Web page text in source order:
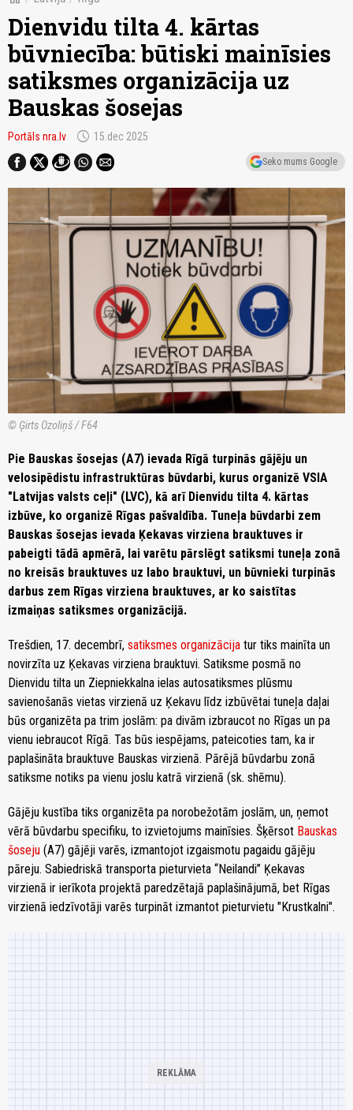
Dienvidu tilta 4. kārtas
būvniecība: būtiski mainīsies
satiksmes organizācija uz
Bauskas šosejas
Portāls nra.lv schedule 15.dec 2025
Seko mums Google
© Ģirts Ozoliņš / F64
Pie Bauskas šosejas (A7) ievada Rīgā turpinās gājēju un
velosipēdistu infrastruktūras būvdarbi, kurus organizē VSIA
"Latvijas valsts ceļi" (LVC), kā arī Dienvidu tilta 4. kārtas
izbūve, ko organizē Rīgas pašvaldība. Tuneļa būvdarbi zem
Bauskas šosejas ievada Ķekavas virziena brauktuves ir
pabeigti tādā apmērā, lai varētu pārslēgt satiksmi tuneļa zonā
no kreisās brauktuves uz labo brauktuvi, un būvnieki turpinās
darbus zem Rīgas virziena brauktuves, ar ko saistītas
izmaiņas satiksmes organizācijā.
Trešdien, 17. decembrī, satiksmes organizācija tur tiks mainīta un
novirzīta uz Ķekavas virziena brauktuvi. Satiksme posmā no
Dienvidu tilta un Ziepniekkalna ielas autosatiksmes plūsmu
savienošanās vietas virzienā uz Ķekavu līdz izbūvētai tuneļa daļai
būs organizēta pa trim joslām: pa divām izbraucot no Rīgas un pa
vienu iebraucot Rīgā. Tas būs iespējams, pateicoties tam, ka ir
paplašināta brauktuve Bauskas virzienā. Pārējā būvdarbu zonā
satiksme notiks pa vienu joslu katrā virzienā (sk. shēmu).
Gājēju kustība tiks organizēta pa norobežotām joslām, un, ņemot
vērā būvdarbu specifiku, to izvietojums mainīsies. Šķērsot Bauskas
šoseju (A7) gājēji varēs, izmantojot izgaismotu pagaidu gājēju
pāreju. Sabiedriskā transporta pieturvieta “Neilandi” Ķekavas
virzienā ir ierīkota projektā paredzētajā paplašinājumā, bet Rīgas
virzienā iedzīvotāji varēs turpināt izmantot pieturvietu "Krustkalni".